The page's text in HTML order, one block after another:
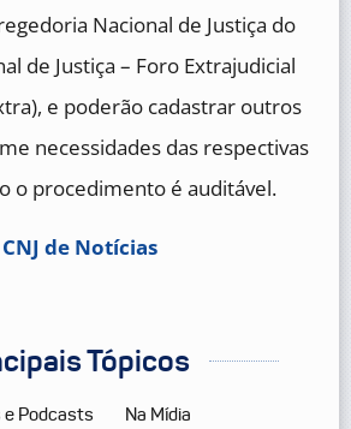
Nacional de Justiça do
de Justiça – Foro Extrajudicial
e poderão cadastrar outros
necessidades das respectivas
o procedimento é auditável.
de Notícias
Tópicos
e Podcasts
Na Mídia